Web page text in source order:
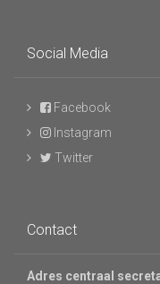
Social Media
Facebook
Instagram
Twitter
Contact
Adres centraal